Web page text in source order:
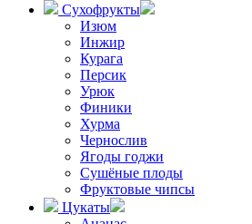
Сухофрукты
Изюм
Инжир
Курага
Персик
Урюк
Финики
Хурма
Чернослив
Ягоды годжи
Сушёные плоды
Фруктовые чипсы
Цукаты